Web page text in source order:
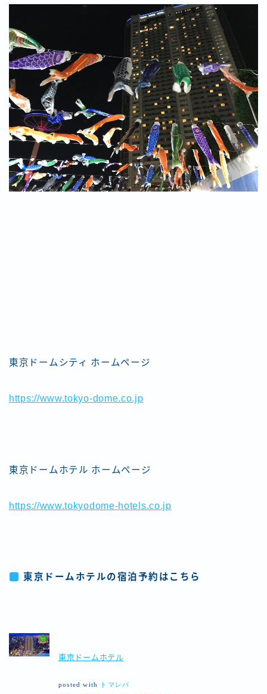
東京ドームシティ ホームページ
https://www.tokyo-dome.co.jp
東京ドームホテル ホームページ
https://www.tokyodome-hotels.co.jp
東京ドームホテルの宿泊予約はこちら
東京ドームホテル
posted with トマレバ